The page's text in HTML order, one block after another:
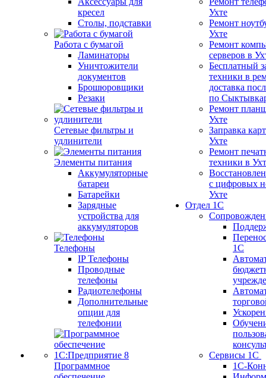
кресел
Столы, подставки
Работа с бумагой
Ламинаторы
Уничтожители
документов
Брошюровщики
Резаки
Сетевые фильтры и
удлинители
Элементы питания
Аккумуляторные
батареи
Батарейки
Зарядные
устройства для
аккумуляторов
Телефоны
IP Телефоны
Проводные
телефоны
Радиотелефоны
Дополнительные
опции для
телефонии
Программное
Ухте
Ремонт
Ухте
Ремонт
серверов в
Бесплатный
техники в
доставка
по
Ремонт
Ухте
Заправка
Ухте
Ремонт
техники в
с цифровых
Ухте
Отдел 1С
1С
Сервисы 1С
1С-